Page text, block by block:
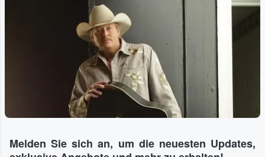
Melden Sie sich an, um die neuesten Updates,